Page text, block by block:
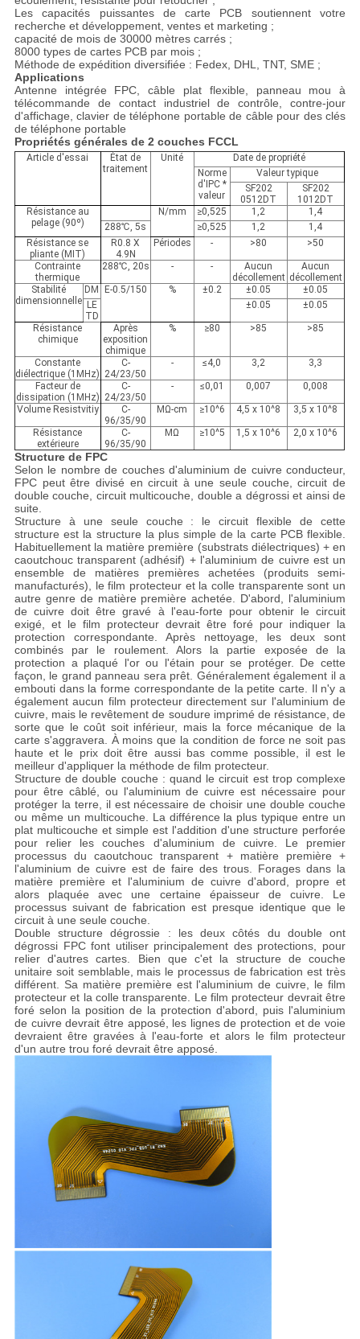
Les capacités puissantes de carte PCB soutiennent votre
recherche et développement, ventes et marketing ;
capacité de mois de 30000 mètres carrés ;
8000 types de cartes PCB par mois ;
Méthode de expédition diversifiée : Fedex, DHL, TNT, SME ;
Applications
Antenne intégrée FPC, câble plat flexible, panneau mou à
télécommande de contact industriel de contrôle, contre-jour
d'affichage, clavier de téléphone portable de câble pour des clés
de téléphone portable
Propriétés générales de 2 couches FCCL
Article d'essai
État de
traitement
Unité
Date de propriété
Norme
d'IPC *
valeur
Valeur typique
SF202
0512DT
SF202
1012DT
Résistance au
pelage (90º)
N/mm ≥0,525 1,2
1,4
288℃, 5s ≥0,525 1,2
1,4
Résistance se
pliante (MIT)
R0.8 X
4.9N
Périodes - >80 >50
Contrainte
thermique
288℃, 20s - -
Aucun
décollement
Aucun
décollement
Stabilité
dimensionnelle
DM E-0.5/150 % ±0.2 ±0.05
±0.05
LE
TD
±0.05 ±0.05
Résistance
chimique
Après
exposition
chimique
% ≥80 >85 >85
Constante
diélectrique (1MHz)
C-
24/23/50
- ≤4,0 3,2 3,3
Facteur de
dissipation (1MHz)
C-
24/23/50
- ≤0,01 0,007 0,008
Volume Resistvitiy
C-
96/35/90
MΩ-cm ≥10^6 4,5 x 10^8 3,5 x 10^8
Résistance
extérieure
C-
96/35/90
MΩ ≥10^5 1,5 x 10^6 2,0 x 10^6
Structure de FPC
Selon le nombre de couches d'aluminium de cuivre conducteur,
FPC peut être divisé en circuit à une seule couche, circuit de
double couche, circuit multicouche, double a dégrossi et ainsi de
suite.
Structure à une seule couche : le circuit flexible de cette
structure est la structure la plus simple de la carte PCB flexible.
Habituellement la matière première (substrats diélectriques) + en
caoutchouc transparent (adhésif) + l'aluminium de cuivre est un
ensemble de matières premières achetées (produits semi-
manufacturés), le film protecteur et la colle transparente sont un
autre genre de matière première achetée. D'abord, l'aluminium
de cuivre doit être gravé à l'eau-forte pour obtenir le circuit
exigé, et le film protecteur devrait être foré pour indiquer la
protection correspondante. Après nettoyage, les deux sont
combinés par le roulement. Alors la partie exposée de la
protection a plaqué l'or ou l'étain pour se protéger. De cette
façon, le grand panneau sera prêt. Généralement également il a
embouti dans la forme correspondante de la petite carte. Il n'y a
également aucun film protecteur directement sur l'aluminium de
cuivre, mais le revêtement de soudure imprimé de résistance, de
sorte que le coût soit inférieur, mais la force mécanique de la
carte s'aggravera. À moins que la condition de force ne soit pas
haute et le prix doit être aussi bas comme possible, il est le
meilleur d'appliquer la méthode de film protecteur.
Structure de double couche : quand le circuit est trop complexe
pour être câblé, ou l'aluminium de cuivre est nécessaire pour
protéger la terre, il est nécessaire de choisir une double couche
ou même un multicouche. La différence la plus typique entre un
plat multicouche et simple est l'addition d'une structure perforée
pour relier les couches d'aluminium de cuivre. Le premier
processus du caoutchouc transparent + matière première +
l'aluminium de cuivre est de faire des trous. Forages dans la
matière première et l'aluminium de cuivre d'abord, propre et
alors plaquée avec une certaine épaisseur de cuivre. Le
processus suivant de fabrication est presque identique que le
circuit à une seule couche.
Double structure dégrossie : les deux côtés du double ont
dégrossi FPC font utiliser principalement des protections, pour
relier d'autres cartes. Bien que c'et la structure de couche
unitaire soit semblable, mais le processus de fabrication est très
différent. Sa matière première est l'aluminium de cuivre, le film
protecteur et la colle transparente. Le film protecteur devrait être
foré selon la position de la protection d'abord, puis l'aluminium
de cuivre devrait être apposé, les lignes de protection et de voie
devraient être gravées à l'eau-forte et alors le film protecteur
d'un autre trou foré devrait être apposé.